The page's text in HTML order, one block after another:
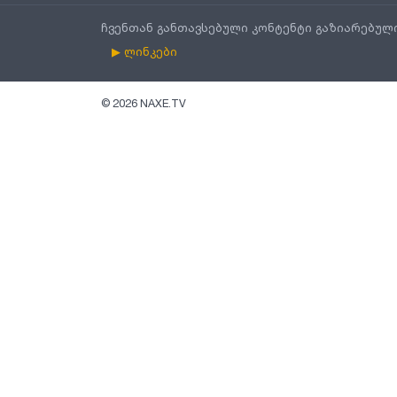
ჩვენთან განთავსებული კონტენტი
▶ ლინკები
© 2026 NAXE.TV